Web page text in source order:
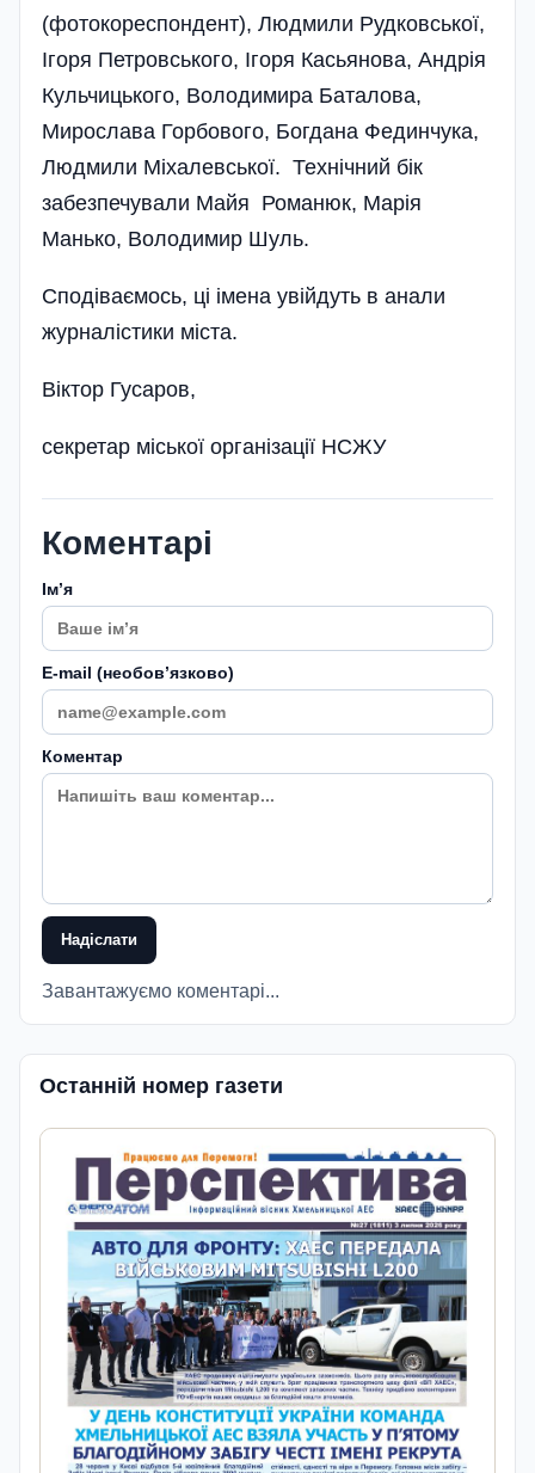
(фотокореспондент), Людмили Рудковської,
Ігоря Петровського, Ігоря Касьянова, Андрія
Кульчицького, Володимира Баталова,
Мирослава Горбового, Богдана Фединчука,
Людмили Міхалевської. Технічний бік
забезпечували Майя Романюк, Марія
Манько, Володимир Шуль.
Сподіваємось, ці імена увійдуть в анали
журналістики міста.
Віктор Гусаров,
секретар міської організації НСЖУ
Коментарі
Імʼя
E-mail (необовʼязково)
Коментар
Надіслати
Завантажуємо коментарі...
Останній номер газети